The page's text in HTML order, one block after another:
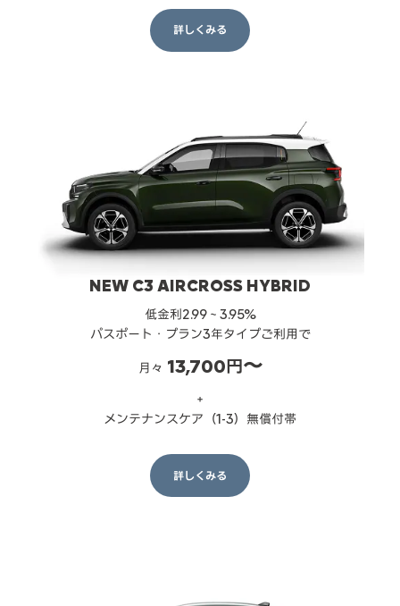
詳しくみる
NEW C3 AIRCROSS HYBRID
低金利2.99～3.95%
パスポート・プラン3年タイプご利用で
月々 13,700円〜
＋
メンテナンスケア（1-3）無償付帯
詳しくみる